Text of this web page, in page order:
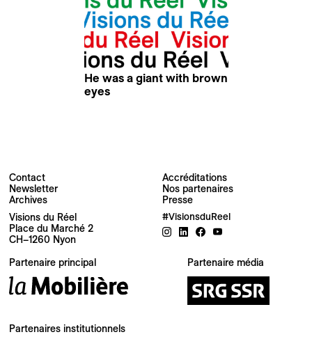
He was a giant with brown
eyes
Contact
Newsletter
Archives
Accréditations
Nos partenaires
Presse
Visions du Réel
Place du Marché 2
CH–1260 Nyon
#VisionsduReel
Partenaire principal Partenaire média
Partenaires institutionnels
Votre adresse e-mail
Newsletter — FR
Nouvelles du Festival destinées au Public
Newsletter — EN